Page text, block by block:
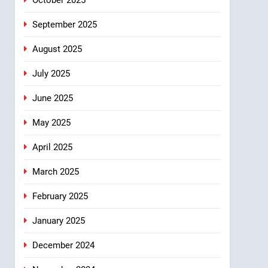
September 2025
August 2025
July 2025
June 2025
May 2025
April 2025
March 2025
February 2025
January 2025
December 2024